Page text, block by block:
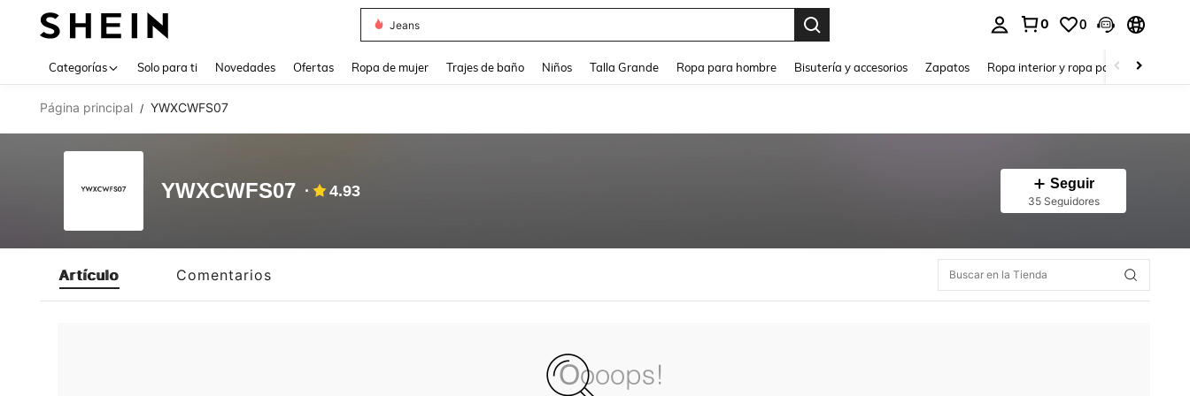
Jeans
0 0
Categorías Solo para ti Novedades Ofertas Ropa de mujer Trajes de baño Niños Talla Grande Ropa para hombre Bisutería y accesorios Zapatos Ropa interior y ropa para dormir
Página principal / YWXCWFS07
YWXCWFS07 4.93 Seguir
35 Seguidores
Artículo Comentarios